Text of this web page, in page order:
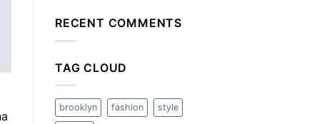
RECENT COMMENTS
TAG CLOUD
brooklyn fashion style